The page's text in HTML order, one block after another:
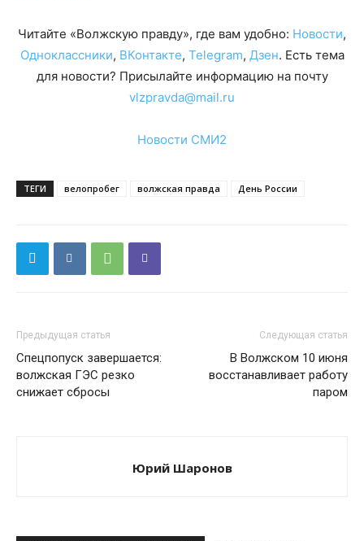
Читайте «Волжскую правду», где вам удобно: Новости,
Одноклассники, ВКонтакте, Telegram, Дзен. Есть тема
для новости? Присылайте информацию на почту
vlzpravda@mail.ru
Новости СМИ2
ТЕГИ велопробег волжская правда День России
Предыдущая статья
Спецпопуск завершается:
волжская ГЭС резко
снижает сбросы
Следующая статья
В Волжском 10 июня
восстанавливает работу
паром
Юрий Шаронов